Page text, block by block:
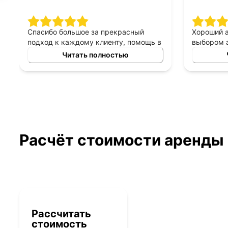
Спасибо большое за прекрасный
подход к каждому клиенту, помощь в
выборе автомобиля в аренду под
выкуп, прекрасный менеджер
который был всегда с нами на связи,
Читать полностью
Расчёт стоимости аренды
Рассчитать
стоимость